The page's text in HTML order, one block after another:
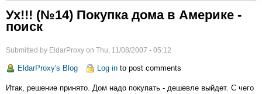
Ух!!! (№14) Покупка дома в Америке -
поиск
Submitted by EldarProxy on Thu, 11/08/2007 - 05:12
EldarProxy's Blog Log in to post comments
Итак, решение принято. Дом надо покупать - дешевле выйдет. С чего